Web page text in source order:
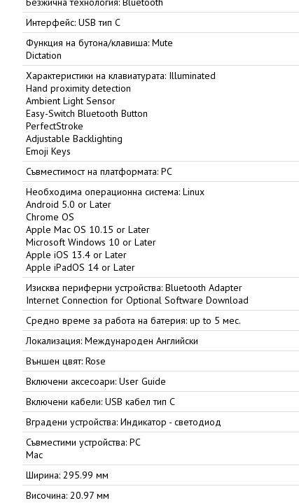
Интерфейс: USB тип C
Функция на бутона/клавиша: Mute
Dictation
Характеристики на клавиатурата: Illuminated
Hand proximity detection
Ambient Light Sensor
Easy-Switch Bluetooth Button
PerfectStroke
Adjustable Backlighting
Emoji Keys
Съвместимост на платформата: PC
Необходима операционна система: Linux
Android 5.0 or Later
Chrome OS
Apple Mac OS 10.15 or Later
Microsoft Windows 10 or Later
Apple iOS 13.4 or Later
Apple iPadOS 14 or Later
Изисква периферни устройства: Bluetooth Adapter
Internet Connection for Optional Software Download
Средно време за работа на батерия: up to 5 мес.
Локализация: Международен Английски
Външен цвят: Rose
Включени аксесоари: User Guide
Включени кабели: USB кабел тип C
Вградени устройства: Индикатор - светодиод
Съвместими устройства: PC
Mac
Ширина: 295.99 мм
Височина: 20.97 мм